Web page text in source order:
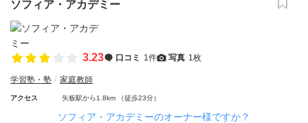
ソフィア・アカデミー
3.23 口コミ 1件 写真 1枚
学習塾・塾 家庭教師
アクセス 矢板駅から1.8km （徒歩23分）
ソフィア・アカデミーのオーナー様ですか？